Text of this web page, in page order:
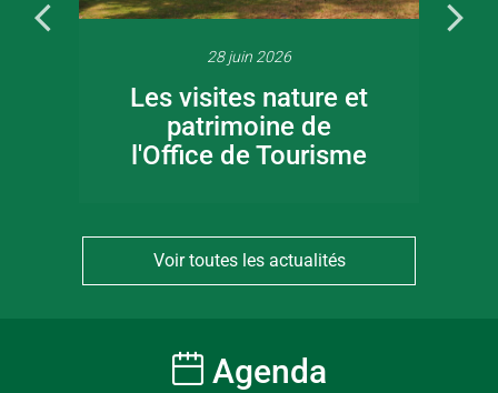
28 juin 2026
Les visites nature et
patrimoine de
l'Office de Tourisme
Voir toutes les actualités
Agenda